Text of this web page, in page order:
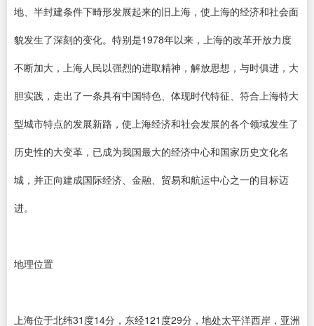
地、半封建条件下畸形发展起来的旧上海，使上海的经济和社会面
貌发生了深刻的变化。特别是1978年以来，上海的改革开放力度
不断加大，上海人民以强烈的进取精神，解放思想，与时俱进，大
胆实践，走出了一条具有中国特色、体现时代特征、符合上海特大
型城市特点的发展新路，使上海经济和社会发展的各个领域发生了
历史性的大变革，已成为我国最大的经济中心和国家历史文化名
城，并正向建成国际经济、金融、贸易和航运中心之一的目标迈
进。
地理位置
上海位于北纬31度14分，东经121度29分，地处太平洋西岸，亚洲